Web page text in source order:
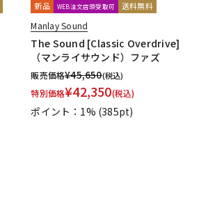
新品 WEB注文店頭受取可 送料無料
Manlay Sound
The Sound [Classic Overdrive]
（マンライサウンド）ファズ
販売価格¥45,650(税込)
特別価格¥42,350(税込)
ポイント：1% (385pt)